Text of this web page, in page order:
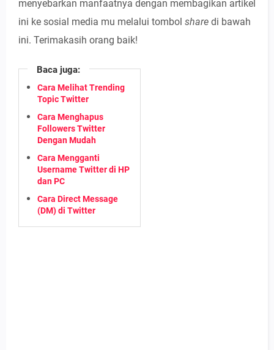
menyebarkan manfaatnya dengan membagikan artikel
ini ke sosial media mu melalui tombol share di bawah
ini. Terimakasih orang baik!
Baca juga:
Cara Melihat Trending
Topic Twitter
Cara Menghapus
Followers Twitter
Dengan Mudah
Cara Mengganti
Username Twitter di HP
dan PC
Cara Direct Message
(DM) di Twitter